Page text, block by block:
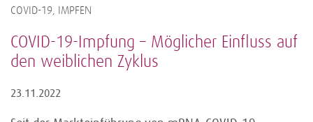
COVID-19, IMPFEN
COVID-19-Impfung – Möglicher Einfluss auf
den weiblichen Zyklus
23.11.2022